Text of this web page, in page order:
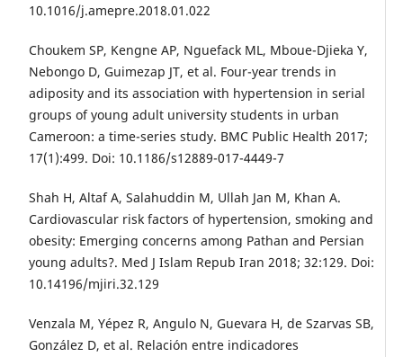
10.1016/j.amepre.2018.01.022
Choukem SP, Kengne AP, Nguefack ML, Mboue-Djieka Y,
Nebongo D, Guimezap JT, et al. Four-year trends in
adiposity and its association with hypertension in serial
groups of young adult university students in urban
Cameroon: a time-series study. BMC Public Health 2017;
17(1):499. Doi: 10.1186/s12889-017-4449-7
Shah H, Altaf A, Salahuddin M, Ullah Jan M, Khan A.
Cardiovascular risk factors of hypertension, smoking and
obesity: Emerging concerns among Pathan and Persian
young adults?. Med J Islam Repub Iran 2018; 32:129. Doi:
10.14196/mjiri.32.129
Venzala M, Yépez R, Angulo N, Guevara H, de Szarvas SB,
González D, et al. Relación entre indicadores